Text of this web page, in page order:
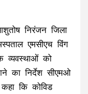
निरंजन जिला
एमसीएच विंग
व्यवस्थाओं को
का निर्देश सीएमओ
कि कोविड